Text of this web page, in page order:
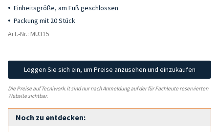
Einheitsgröße, am Fuß geschlossen
Packung mit 20 Stück
Art.-Nr.: MU315
Loggen Sie sich ein, um Preise anzusehen und einzukaufen
Die Preise auf Tecniwork.it sind nur nach Anmeldung auf der für Fachleute reservierten
Website sichtbar.
Noch zu entdecken: